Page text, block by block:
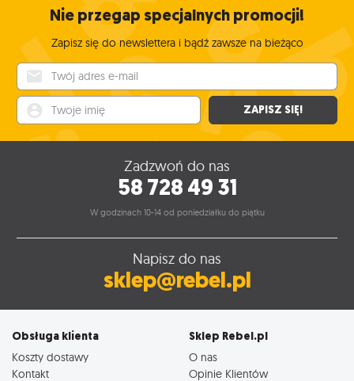
Nie przegap specjalnych promocji!
Zapisz się do newslettera i bądź zawsze na bieżąco
ZAPISZ SIĘ!
Zadzwoń do nas
58 728 49 31
W godzinach 10-14 od poniedziałku do piątku
Napisz do nas
sklep@rebel.pl
Obsługa klienta
Koszty dostawy
Kontakt
Sklep Rebel.pl
O nas
Opinie Klientów